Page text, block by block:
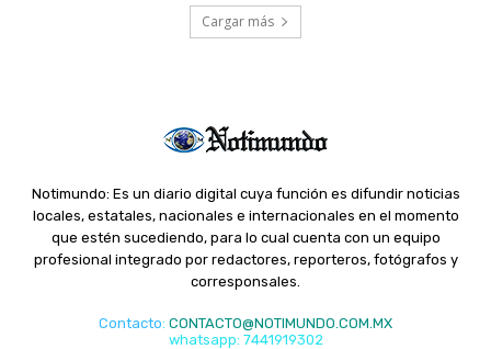
Cargar más
Notimundo: Es un diario digital cuya función es difundir noticias
locales, estatales, nacionales e internacionales en el momento
que estén sucediendo, para lo cual cuenta con un equipo
profesional integrado por redactores, reporteros, fotógrafos y
corresponsales.
Contacto: CONTACTO@NOTIMUNDO.COM.MX
whatsapp: 7441919302